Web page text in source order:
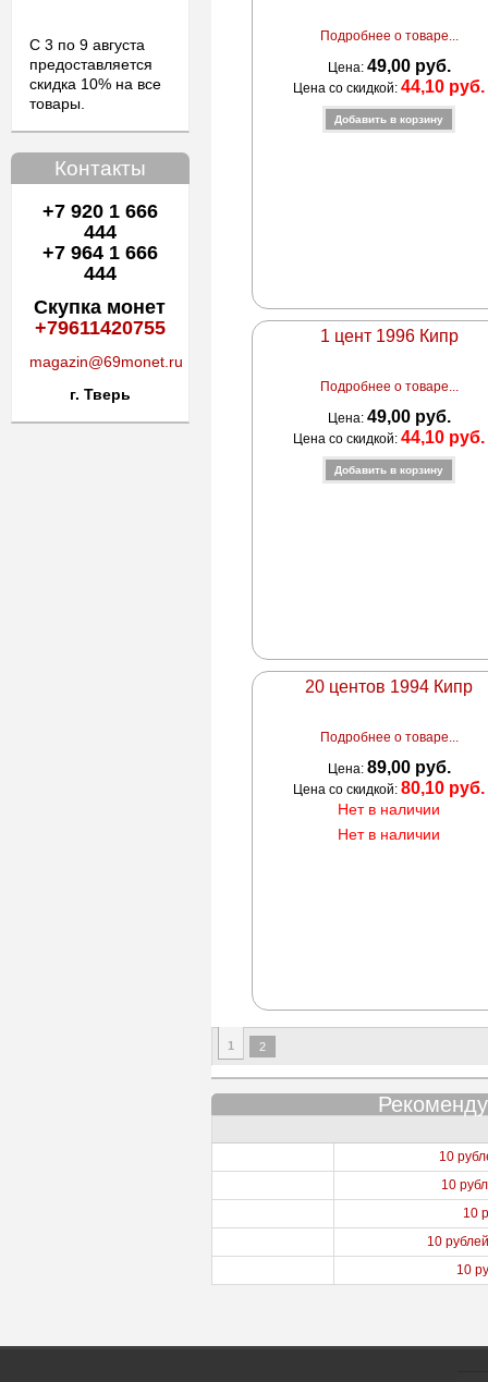
С 3 по 9 августа
предоставляется
скидка 10% на все
товары.
Контакты
+7 920 1 666
444
+7 964 1 666
444
Скупка монет
+79611420755
magazin@69monet.ru
г. Тверь
Подробнее о товаре...
Цена: 49,00 руб.
Цена со скидкой:44,10 руб.
1 цент 1996 Кипр
Подробнее о товаре...
Цена: 49,00 руб.
Цена со скидкой:44,10 руб.
20 центов 1994 Кипр
Подробнее о товаре...
Цена: 89,00 руб.
Цена со скидкой:80,10 руб.
Нет в наличии
Нет в наличии
1 2
10
10
10
10
10